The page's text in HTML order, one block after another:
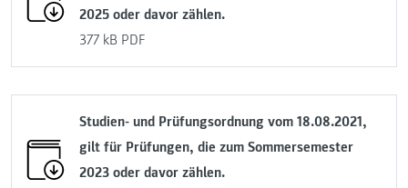
2025 oder davor zählen.
377 kB PDF
Studien- und Prüfungsordnung vom 18.08.2021,
gilt für Prüfungen, die zum Sommersemester
2023 oder davor zählen.